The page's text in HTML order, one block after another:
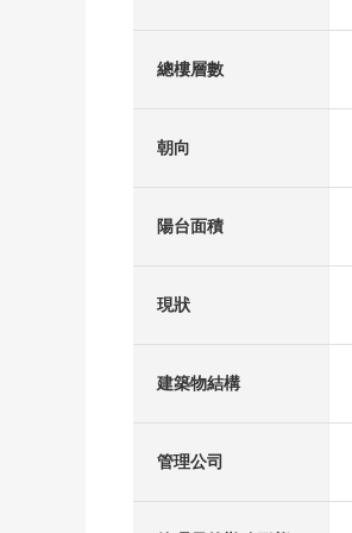
總樓層數
朝向
陽台面積
現狀
建築物結構
管理公司